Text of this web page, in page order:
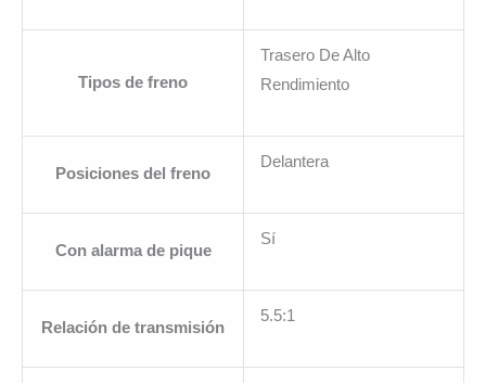
Tipos de freno
Trasero De Alto
Rendimiento
Posiciones del freno
Delantera
Con alarma de pique
Sí
Relación de transmisión
5.5:1